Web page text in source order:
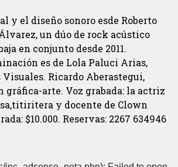
y el diseño sonoro esde Roberto
un dúo de rock acústico
en conjunto desde 2011.
es de Lola Paluci Arias,
Ricardo Aberastegui,
gráfica-arte. Voz grabada: la actriz
y docente de Clown
$10.000. Reservas: 2267 634946